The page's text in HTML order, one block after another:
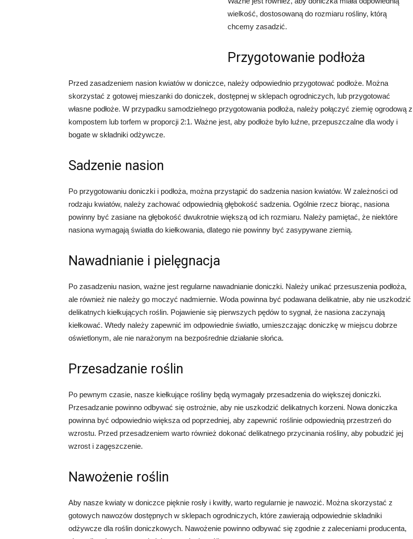
wielkość, dostosowaną do rozmiaru rośliny, którą
chcemy zasadzić.
Przygotowanie podłoża
Przed zasadzeniem nasion kwiatów w doniczce, należy odpowiednio przygotować podłoże. Można
skorzystać z gotowej mieszanki do doniczek, dostępnej w sklepach ogrodniczych, lub przygotować
własne podłoże. W przypadku samodzielnego przygotowania podłoża, należy połączyć ziemię ogrodową z
kompostem lub torfem w proporcji 2:1. Ważne jest, aby podłoże było luźne, przepuszczalne dla wody i
bogate w składniki odżywcze.
Sadzenie nasion
Po przygotowaniu doniczki i podłoża, można przystąpić do sadzenia nasion kwiatów. W zależności od
rodzaju kwiatów, należy zachować odpowiednią głębokość sadzenia. Ogólnie rzecz biorąc, nasiona
powinny być zasiane na głębokość dwukrotnie większą od ich rozmiaru. Należy pamiętać, że niektóre
nasiona wymagają światła do kiełkowania, dlatego nie powinny być zasypywane ziemią.
Nawadnianie i pielęgnacja
Po zasadzeniu nasion, ważne jest regularne nawadnianie doniczki. Należy unikać przesuszenia podłoża,
ale również nie należy go moczyć nadmiernie. Woda powinna być podawana delikatnie, aby nie uszkodzić
delikatnych kiełkujących roślin. Pojawienie się pierwszych pędów to sygnał, że nasiona zaczynają
kiełkować. Wtedy należy zapewnić im odpowiednie światło, umieszczając doniczkę w miejscu dobrze
oświetlonym, ale nie narażonym na bezpośrednie działanie słońca.
Przesadzanie roślin
Po pewnym czasie, nasze kiełkujące rośliny będą wymagały przesadzenia do większej doniczki.
Przesadzanie powinno odbywać się ostrożnie, aby nie uszkodzić delikatnych korzeni. Nowa doniczka
powinna być odpowiednio większa od poprzedniej, aby zapewnić roślinie odpowiednią przestrzeń do
wzrostu. Przed przesadzeniem warto również dokonać delikatnego przycinania rośliny, aby pobudzić jej
wzrost i zagęszczenie.
Nawożenie roślin
Aby nasze kwiaty w doniczce pięknie rosły i kwitły, warto regularnie je nawozić. Można skorzystać z
gotowych nawozów dostępnych w sklepach ogrodniczych, które zawierają odpowiednie składniki
odżywcze dla roślin doniczkowych. Nawożenie powinno odbywać się zgodnie z zaleceniami producenta,